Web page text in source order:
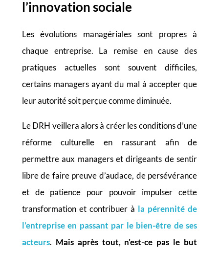
l’innovation sociale
Les évolutions managériales sont propres à
chaque entreprise. La remise en cause des
pratiques actuelles sont souvent difficiles,
certains managers ayant du mal à accepter que
leur autorité soit perçue comme diminuée.
Le DRH veillera alors à créer les conditions d’une
réforme culturelle en rassurant afin de
permettre aux managers et dirigeants de sentir
libre de faire preuve d’audace, de persévérance
et de patience pour pouvoir impulser cette
transformation et contribuer à la pérennité de
l’entreprise en passant par le bien-être de ses
acteurs. Mais après tout, n’est-ce pas le but